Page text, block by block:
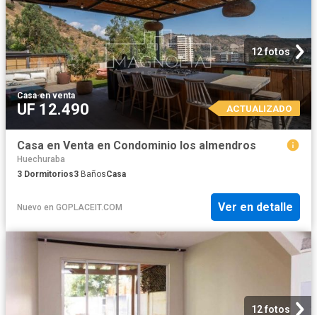
12 fotos
Casa·en venta
UF 12.490 ACTUALIZADO
Casa en Venta en Condominio los almendros
Huechuraba
3 Dormitorios3 BañosCasa
Nuevo en GOPLACEIT.COM Ver en detalle
12 fotos